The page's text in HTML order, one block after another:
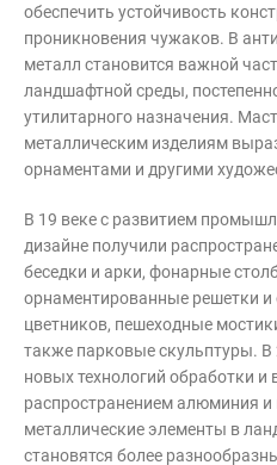
обеспечить устойчивость
проникновения чужаков. В
металл становится важной
ландшафтной среды,
утилитарного назначения.
металлическим изделиям
орнаментами и другими
В 19 веке с развитием
дизайне получили
беседки и арки, фонарные
орнаментированные решетки
цветников, пешеходные
также парковые скульптуры. В
новых технологий обработки и
распространением алюминия
металлические элементы в
становятся более